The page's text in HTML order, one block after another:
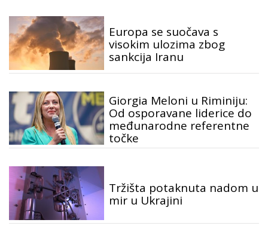
Europa se suočava s
visokim ulozima zbog
sankcija Iranu
Giorgia Meloni u Riminiju:
Od osporavane liderice do
međunarodne referentne
točke
Tržišta potaknuta nadom u
mir u Ukrajini